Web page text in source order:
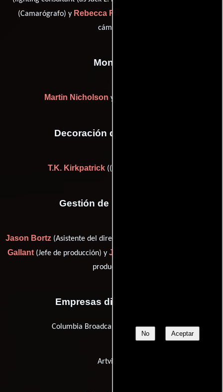
No Aceptar
(Camarógrafo) y Rebecca Revak
cámara)
Montaje
Martin Nicholson y
Decoración de escenario
T.K. Kirkpatrick ((as Tim Kirkpatrick))
Gestión de producción
Jason Bortz(Asistente del director de producción),
Gallant(Jefe de producción) y John Jacobsen
producción)
Empresas distribuidoras
Columbia Broadcasting System (CBS)
Artvision